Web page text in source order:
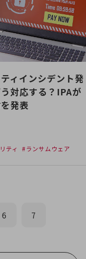
ィインシデント発
対応する？IPAが
発表
ティ #ランサムウェア
6 7